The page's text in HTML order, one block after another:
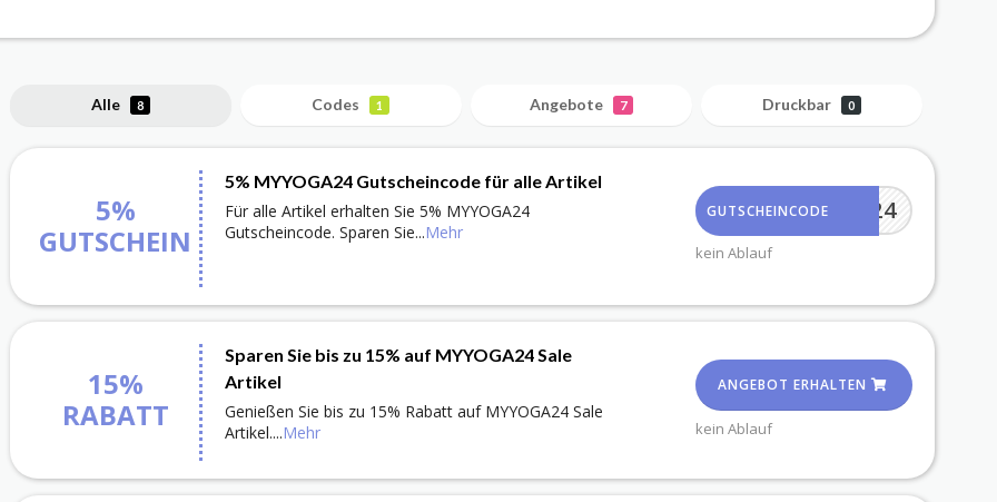
Alle 8 Codes 1 Angebote 7 Druckbar 0
5%
GUTSCHEIN
5% MYYOGA24 Gutscheincode für alle Artikel
Für alle Artikel erhalten Sie 5% MYYOGA24
Gutscheincode. Sparen Sie...Mehr
MYOGA24
GUTSCHEINCODE
kein Ablauf
15%
RABATT
Sparen Sie bis zu 15% auf MYYOGA24 Sale
Artikel
Genießen Sie bis zu 15% Rabatt auf MYYOGA24 Sale
Artikel....Mehr
ANGEBOT ERHALTEN
kein Ablauf